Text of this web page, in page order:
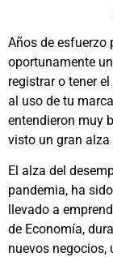
Años de esfuerzo
oportunamente
registrar o tener
al uso de tu
entendieron muy
visto un gran alza
El alza del
pandemia, ha
llevado a
de Economía,
nuevos negocios,